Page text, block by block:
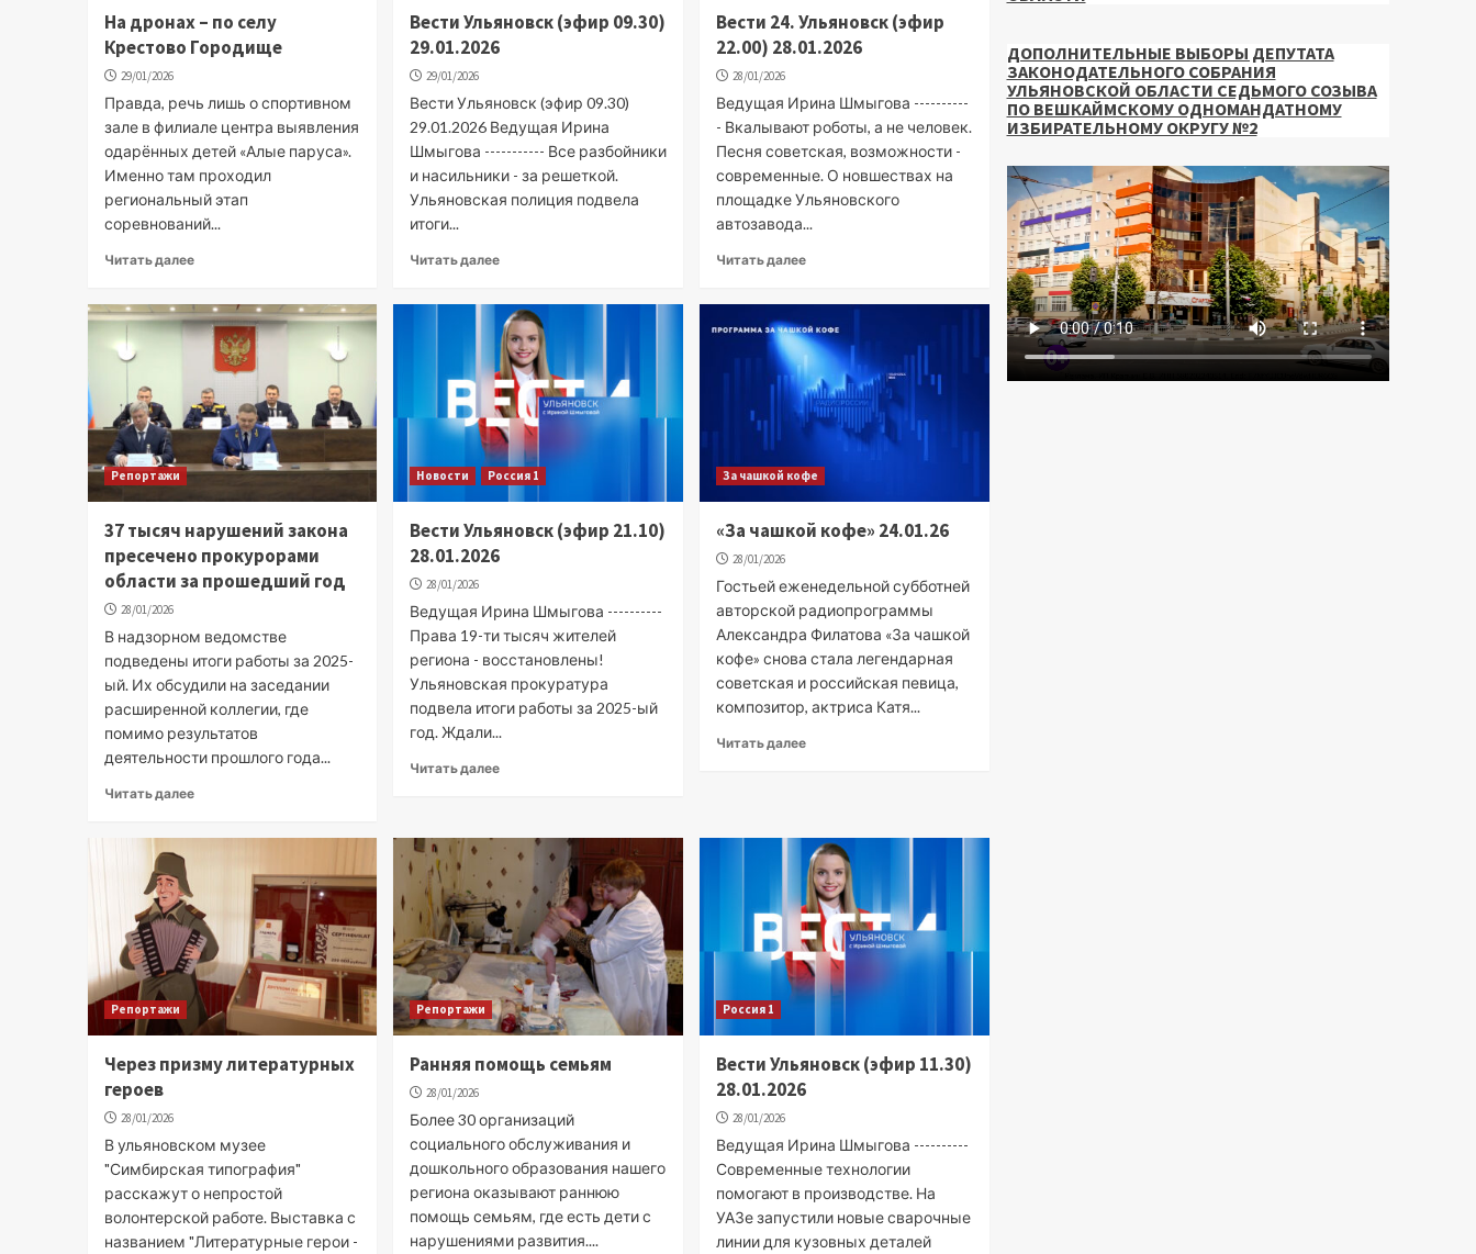
На дронах – по селу
Крестово Городище
29/01/2026
Правда, речь лишь о спортивном
зале в филиале центра выявления
одарённых детей «Алые паруса».
Именно там проходил
региональный этап
соревнований...
Читать далее
Вести Ульяновск (эфир 09.30)
29.01.2026
29/01/2026
Вести Ульяновск (эфир 09.30)
29.01.2026 Ведущая Ирина
Шмыгова ----------- Все разбойники
и насильники - за решеткой.
Ульяновская полиция подвела
итоги...
Читать далее
Вести 24. Ульяновск (эфир
22.00) 28.01.2026
28/01/2026
Ведущая Ирина Шмыгова ----------
- Вкалывают роботы, а не человек.
Песня советская, возможности -
современные. О новшествах на
площадке Ульяновского
автозавода...
Читать далее
Репортажи
37 тысяч нарушений закона
пресечено прокурорами
области за прошедший год
28/01/2026
В надзорном ведомстве
подведены итоги работы за 2025-
ый. Их обсудили на заседании
расширенной коллегии, где
помимо результатов
деятельности прошлого года...
Читать далее
Новости Россия 1
Вести Ульяновск (эфир 21.10)
28.01.2026
28/01/2026
Ведущая Ирина Шмыгова ----------
Права 19-ти тысяч жителей
региона - восстановлены!
Ульяновская прокуратура
подвела итоги работы за 2025-ый
год. Ждали...
Читать далее
За чашкой кофе
«За чашкой кофе» 24.01.26
28/01/2026
Гостьей еженедельной субботней
авторской радиопрограммы
Александра Филатова «За чашкой
кофе» снова стала легендарная
советская и российская певица,
композитор, актриса Катя...
Читать далее
Репортажи
Через призму литературных
героев
28/01/2026
В ульяновском музее
"Симбирская типография"
расскажут о непростой
волонтерской работе. Выставка с
названием "Литературные герои -
Репортажи
Ранняя помощь семьям
28/01/2026
Более 30 организаций
социального обслуживания и
дошкольного образования нашего
региона оказывают раннюю
помощь семьям, где есть дети с
нарушениями развития....
Россия 1
Вести Ульяновск (эфир 11.30)
28.01.2026
28/01/2026
Ведущая Ирина Шмыгова ----------
Современные технологии
помогают в производстве. На
УАЗе запустили новые сварочные
линии для кузовных деталей
ДОПОЛНИТЕЛЬНЫЕ ВЫБОРЫ ДЕПУТАТА
ЗАКОНОДАТЕЛЬНОГО СОБРАНИЯ
УЛЬЯНОВСКОЙ ОБЛАСТИ СЕДЬМОГО СОЗЫВА
ПО ВЕШКАЙМСКОМУ ОДНОМАНДАТНОМУ
ИЗБИРАТЕЛЬНОМУ ОКРУГУ №2